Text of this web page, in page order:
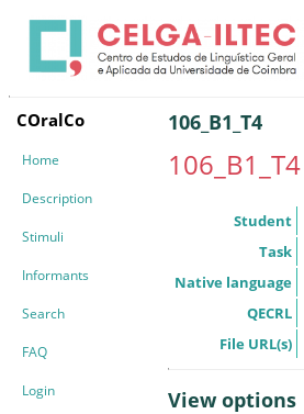
COralCo
Home
Description
Stimuli
Informants
Search
FAQ
Login
106_B1_T4
106_B1_T4
Student
Task
Native language
QECRL
File URL(s)
View options